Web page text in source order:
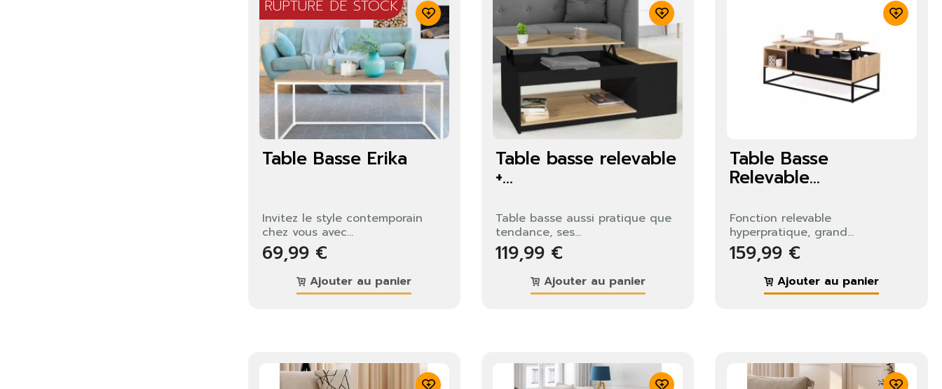
Table Basse Erika
Invitez le style contemporain
chez vous avec...
69,99 €
Ajouter au panier
RUPTURE DE STOCK
Table basse relevable
+...
Table basse aussi pratique que
tendance, ses...
119,99 €
Ajouter au panier
Table Basse
Relevable...
Fonction relevable
hyperpratique, grand...
159,99 €
Ajouter au panier